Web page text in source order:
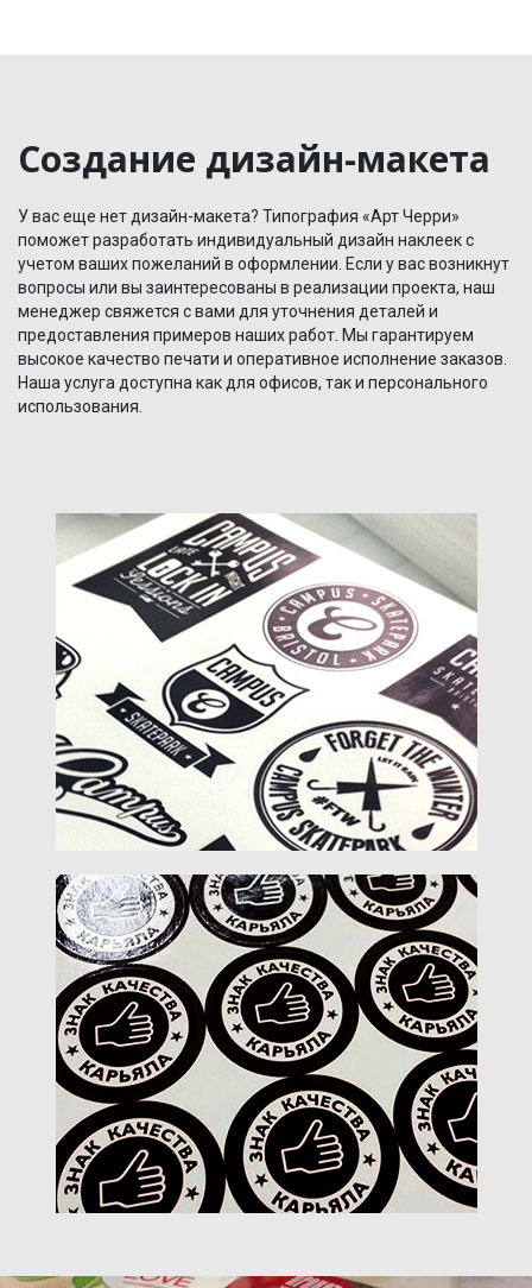
Создание дизайн-макета
У вас еще нет дизайн-макета? Типография «Арт Черри»
поможет разработать индивидуальный дизайн наклеек с
учетом ваших пожеланий в оформлении. Если у вас возникнут
вопросы или вы заинтересованы в реализации проекта, наш
менеджер свяжется с вами для уточнения деталей и
предоставления примеров наших работ. Мы гарантируем
высокое качество печати и оперативное исполнение заказов.
Наша услуга доступна как для офисов, так и персонального
использования.